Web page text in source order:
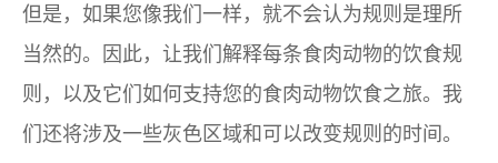
但是，如果您像我们一样，就不会认为规则是理所
当然的。因此，让我们解释每条食肉动物的饮食规
则，以及它们如何支持您的食肉动物饮食之旅。我
们还将涉及一些灰色区域和可以改变规则的时间。